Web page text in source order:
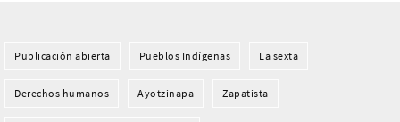
Publicación abierta Pueblos Indí­genas La sexta
Derechos humanos Ayotzinapa Zapatista